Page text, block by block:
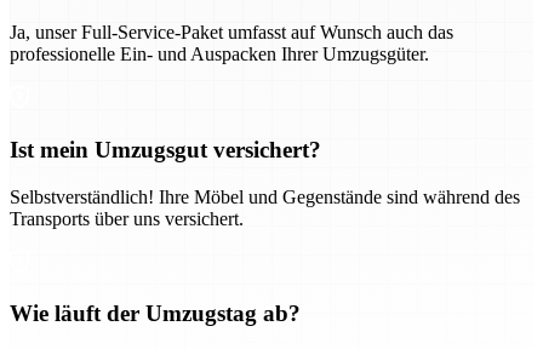
Ja, unser Full-Service-Paket umfasst auf Wunsch auch das
professionelle Ein- und Auspacken Ihrer Umzugsgüter.
Ist mein Umzugsgut versichert?
Selbstverständlich! Ihre Möbel und Gegenstände sind während des
Transports über uns versichert.
Wie läuft der Umzugstag ab?